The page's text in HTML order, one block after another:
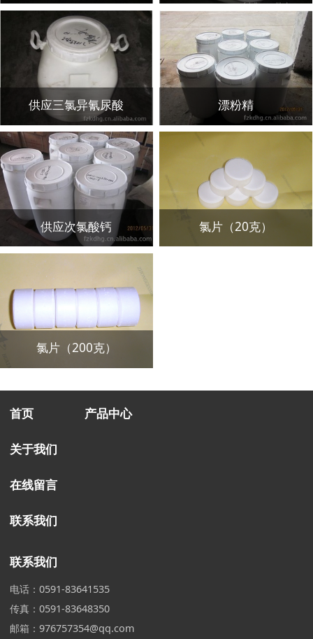
供应三氯异氰尿酸 漂粉精
供应次氯酸钙 氯片（20克）
氯片（200克）
首页
关于我们
在线留言
联系我们
产品中心
联系我们
电话：0591-83641535
传真：0591-83648350
邮箱：976757354@qq.com